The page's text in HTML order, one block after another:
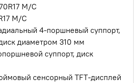
M/C
M/C
4-поршневый суппорт,
диаметром 310 мм
суппорт, диск
сенсорный TFT-дисплей